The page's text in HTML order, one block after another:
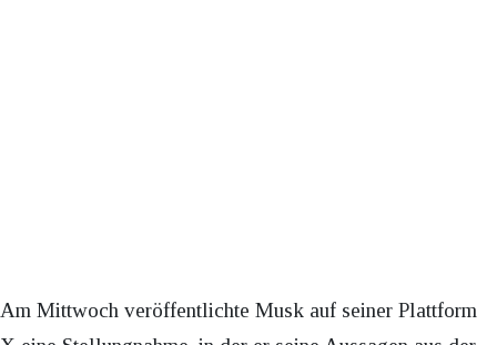
Am Mittwoch veröffentlichte Musk auf seiner Plattform